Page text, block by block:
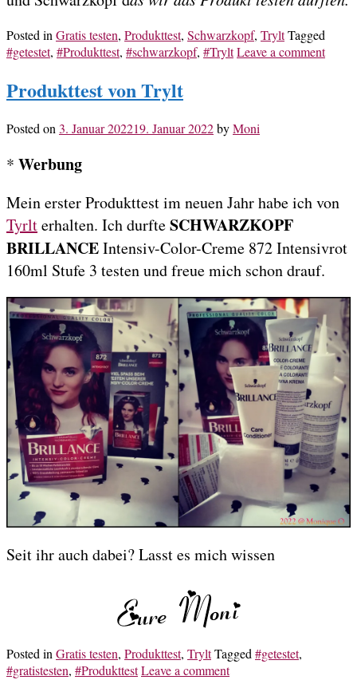
Posted inGratis testen, Produkttest, Schwarzkopf, TryltTagged
#getestet, #Produkttest, #schwarzkopf, #TryltLeave a comment
Produkttest von Trylt
Posted on 3. Januar 202219. Januar 2022byMoni
* Werbung
Mein erster Produkttest im neuen Jahr habe ich von
Tyrlterhalten. Ich durfteSCHWARZKOPF
BRILLANCEIntensiv-Color-Creme 872 Intensivrot
160ml Stufe 3 testen und freue mich schon drauf.
Seit ihr auch dabei? Lasst es mich wissen
Posted in Gratis testen, Produkttest, TryltTagged #getestet,
#gratistesten, #ProdukttestLeave a comment